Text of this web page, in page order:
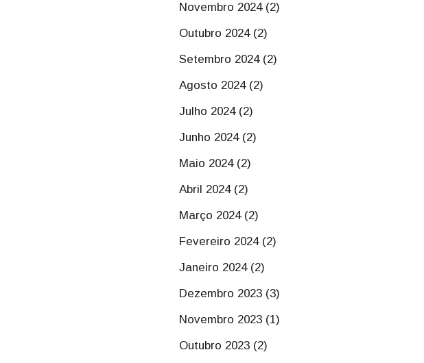
Novembro 2024 (2)
Outubro 2024 (2)
Setembro 2024 (2)
Agosto 2024 (2)
Julho 2024 (2)
Junho 2024 (2)
Maio 2024 (2)
Abril 2024 (2)
Março 2024 (2)
Fevereiro 2024 (2)
Janeiro 2024 (2)
Dezembro 2023 (3)
Novembro 2023 (1)
Outubro 2023 (2)